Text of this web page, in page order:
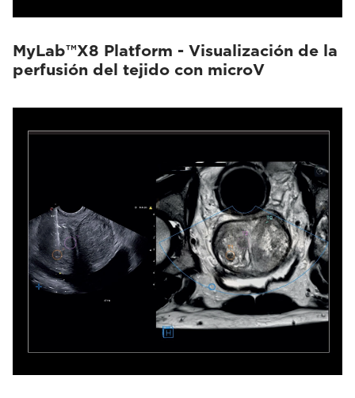
MyLab™X8 Platform - Visualización de la
perfusión del tejido con microV